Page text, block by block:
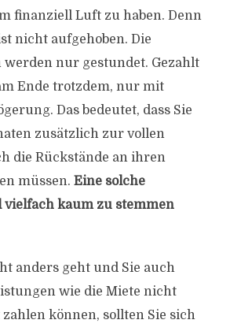
finanziell Luft zu haben. Denn
nicht aufgehoben. Die
nur gestundet. Gezahlt
Ende trotzdem, nur mit
Das bedeutet, dass Sie
zusätzlich zur vollen
die Rückstände an ihren
müssen. Eine solche
vielfach kaum zu stemmen
anders geht und Sie auch
wie die Miete nicht
können, sollten Sie sich